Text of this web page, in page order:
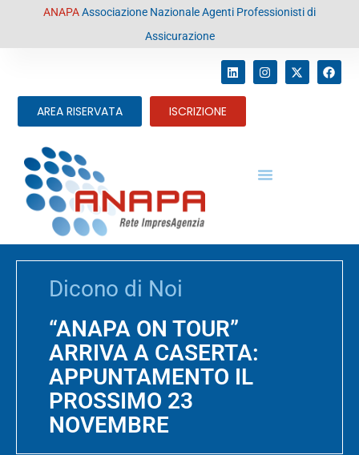
contenutoANAPAAssociazione Nazionale Agenti Professionisti di
Assicurazione
AREA RISERVATA ISCRIZIONE
Dicono di Noi
“ANAPA ON TOUR”
ARRIVA A CASERTA:
APPUNTAMENTO IL
PROSSIMO 23
NOVEMBRE